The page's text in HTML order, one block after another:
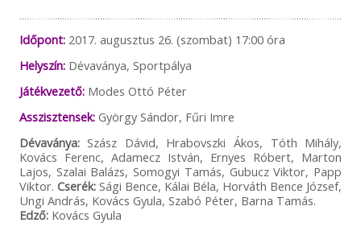
Időpont:2017. augusztus 26. (szombat) 17:00 óra
Helyszín: Dévaványa, Sportpálya
Játékvezető: Modes Ottó Péter
Asszisztensek: György Sándor, Fűri Imre
Dévaványa:Szász Dávid, Hrabovszki Ákos, Tóth Mihály,
Kovács Ferenc, Adamecz István, Ernyes Róbert, Marton
Lajos, Szalai Balázs, Somogyi Tamás, Gubucz Viktor, Papp
Viktor. Cserék:Sági Bence, Kálai Béla, Horváth Bence József,
Ungi András, Kovács Gyula, Szabó Péter, Barna Tamás.
Edző:Kovács Gyula